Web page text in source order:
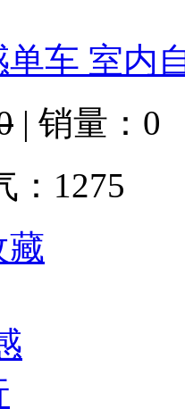
单车 室内
| 销量： 0
1275
藏